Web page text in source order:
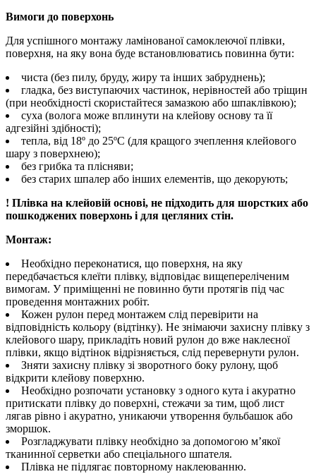
Вимоги до поверхонь
Для успішного монтажу ламінованої самоклеючої плівки,
поверхня, на яку вона буде встановлюватись повинна бути:
чиста (без пилу, бруду, жиру та інших забруднень);
гладка, без виступаючих частинок, нерівностей або тріщин
(при необхідності скористайтеся замазкою або шпаклівкою);
суха (волога може вплинути на клейову основу та її
адгезійні здібності);
тепла, від 18º до 25ºС (для кращого зчеплення клейового
шару з поверхнею);
без грибка та плісняви;
без старих шпалер або інших елементів, що декорують;
! Плівка на клейовій основі, не підходить для шорстких або
пошкоджених поверхонь і для цегляних стін.
Монтаж:
Необхідно переконатися, що поверхня, на яку
передбачається клеїти плівку, відповідає вищепереліченим
вимогам. У приміщенні не повинно бути протягів під час
проведення монтажних робіт.
Кожен рулон перед монтажем слід перевірити на
відповідність кольору (відтінку). Не знімаючи захисну плівку з
клейового шару, прикладіть новий рулон до вже наклеєної
плівки, якщо відтінок відрізняється, слід перевернути рулон.
Зняти захисну плівку зі зворотного боку рулону, щоб
відкрити клейову поверхню.
Необхідно розпочати установку з одного кута і акуратно
притискати плівку до поверхні, стежачи за тим, щоб лист
лягав рівно і акуратно, уникаючи утворення бульбашок або
зморшок.
Розгладжувати плівку необхідно за допомогою м’якої
тканинної серветки або спеціального шпателя.
Плівка не підлягає повторному наклеюванню.